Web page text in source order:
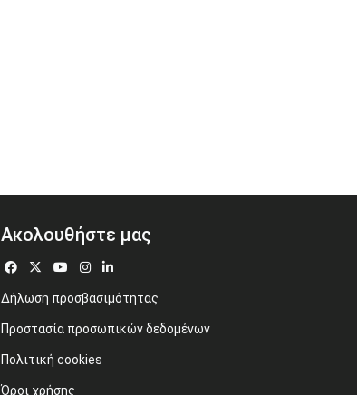
Ακολουθήστε μας
Δήλωση προσβασιμότητας
Προστασία προσωπικών δεδομένων
Πολιτική cookies
Όροι χρήσης